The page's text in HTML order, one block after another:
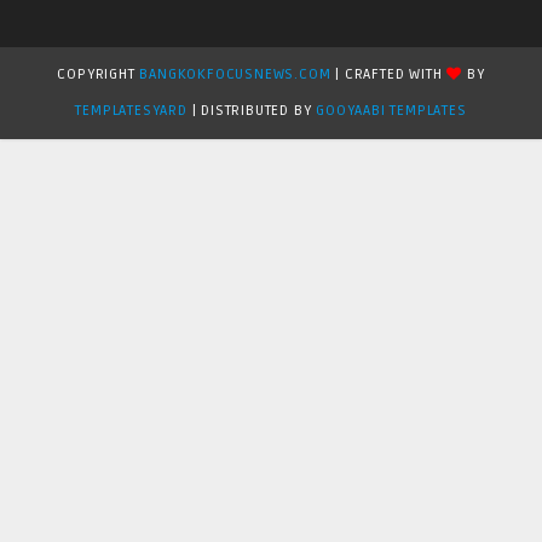
COPYRIGHT BANGKOKFOCUSNEWS.COM | CRAFTED WITH
BY
TEMPLATESYARD
| DISTRIBUTED BY GOOYAABI TEMPLATES